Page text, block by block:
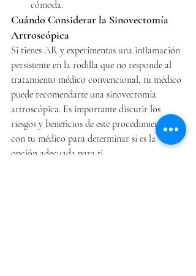
cómoda.
Cuándo Considerar la Sinovectomía
Artroscópica
Si tienes AR y experimentas una inflamación
persistente en la rodilla que no responde al
tratamiento médico convencional, tu médico
puede recomendarte una sinovectomía
artroscópica. Es importante discutir los
riesgos y beneficios de este procedimiento
con tu médico para determinar si es la
opción adecuada para ti.